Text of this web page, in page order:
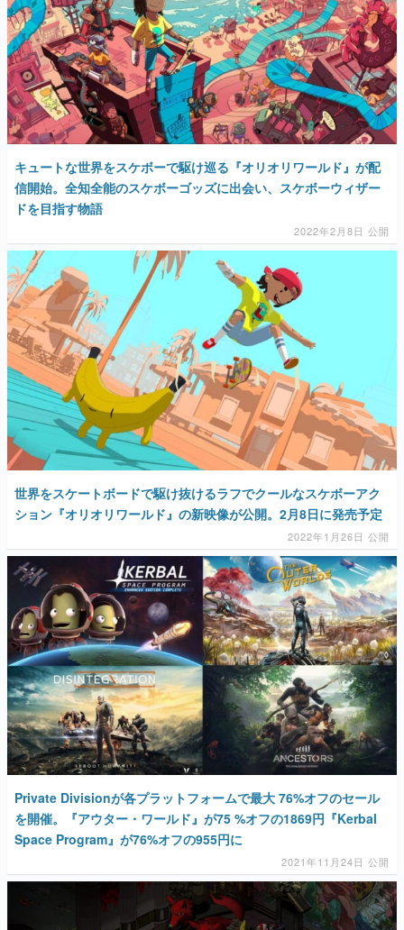
キュートな世界をスケボーで駆け巡る『オリオリワールド』が配
信開始。全知全能のスケボーゴッズに出会い、スケボーウィザー
ドを目指す物語
2022年2月8日 公開
世界をスケートボードで駆け抜けるラフでクールなスケボーアク
ション『オリオリワールド』の新映像が公開。2月8日に発売予定
2022年1月26日 公開
Private Divisionが各プラットフォームで最大 76%オフのセール
を開催。『アウター・ワールド』が75 %オフの1869円『Kerbal
Space Program』が76%オフの955円に
2021年11月24日 公開